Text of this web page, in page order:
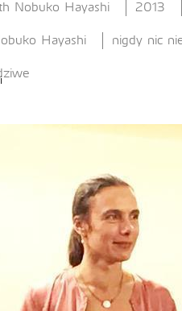
Nobuko Hayashi 2013
Hayashi nigdy nic